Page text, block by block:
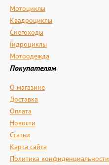
Мотоциклы
Квадроциклы
Снегоходы
Гидроциклы
Мотоодежда
Покупателям
О магазине
Доставка
Оплата
Новости
Статьи
Карта сайта
Политика конфиденциальности